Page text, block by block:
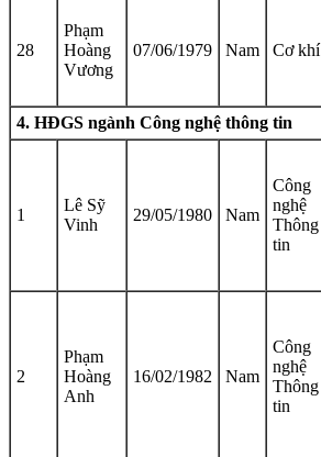
28
Phạm
Hoàng
Vương
07/06/1979 Nam Cơ khí
4. HĐGS ngành Công nghệ thông tin
1
Lê Sỹ
Vinh
29/05/1980 Nam
Công
nghệ
Thông
tin
2
Phạm
Hoàng
Anh
16/02/1982 Nam
Công
nghệ
Thông
tin